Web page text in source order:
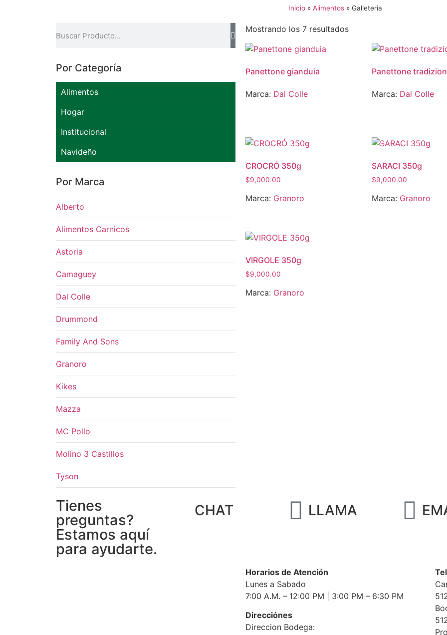
Inicio » Alimentos » Galleteria
Por Categoría
Alimentos
Hogar
Institucional
Navideño
Por Marca
Alberto
Alimentos Carnicos
Astoria
Camaguey
Dal Colle
Drummond
Family And Sons
Granoro
Kikes
Mazza
MC Pollo
Molino 3 Castillos
Tyson
Mostrando los 7 resultados
Panettone gianduia
Marca: Dal Colle
Panettone
Marca: Dal Colle
CROCRÓ 350g
$9,000.00
Marca: Granoro
SARACI 350g
$9,000.00
Marca: Granoro
VIRGOLE 350g
$9,000.00
Marca: Granoro
Tienes
preguntas?
Estamos aquí
para ayudarte.
CHAT LLAMA
Horarios de Atención
Lunes a Sabado
7:00 A.M. – 12:00 PM | 3:00 PM – 6:30 PM
Direcciónes
Direccion Bodega: